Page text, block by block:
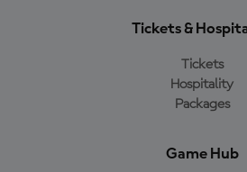
Tickets &
Tickets
Hospitality
Packages
Game Hub